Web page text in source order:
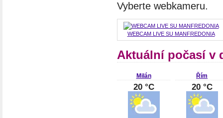
Vyberte webkameru.
WEBCAM LIVE SU MANFREDONIA
Aktuální počasí v
Milán
20 °C
Řím
20 °C